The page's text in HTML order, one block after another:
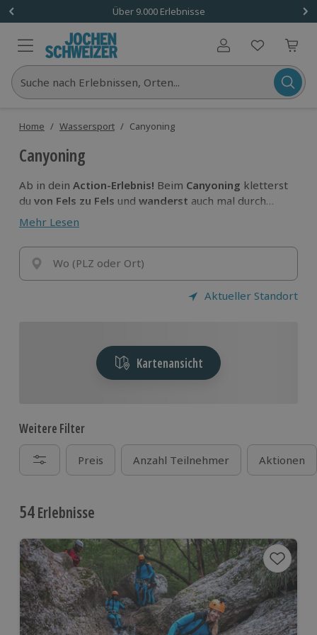
Über 9.000 Erlebnisse
Benutzerkonto
Suche nach Erlebnissen, Orten...
Home / Wassersport / Canyoning
Canyoning
Ab in dein Action-Erlebnis! Beim Canyoning kletterst
du von Fels zu Fels und wanderst auch mal durch
einen reißenden Gebirgsfluss. Hier bleibt definitiv
kein Auge trocken! Purer
Einsteiger oder Fortgeschrittene.Finde jetzt das
perfekte Canyoning-Erlebnis für dich
Mehr Lesen
Wo (PLZ oder Ort)
Aktueller Standort
Kartenansicht
Weitere Filter
Preis Anzahl Teilnehmer Aktionen
54Erlebnisse